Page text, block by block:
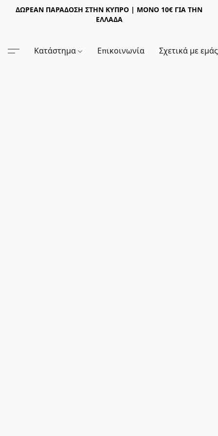
ΔΩΡΕΑΝ ΠΑΡΑΔΟΣΗ ΣΤΗΝ ΚΥΠΡΟ | ΜΟΝΟ 10€ ΓΙΑ ΤΗΝ
ΕΛΛΑΔΑ
Κατάστημα Επικοινωνία Σχετικά με εμάς